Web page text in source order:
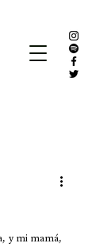
y mi mamá,